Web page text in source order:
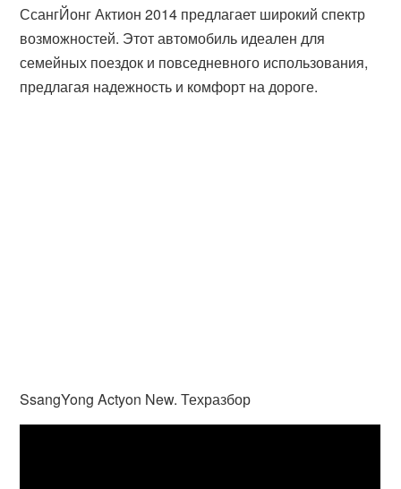
СсангЙонг Актион 2014 предлагает широкий спектр
возможностей. Этот автомобиль идеален для
семейных поездок и повседневного использования,
предлагая надежность и комфорт на дороге.
SsangYong Actyon New. Техразбор